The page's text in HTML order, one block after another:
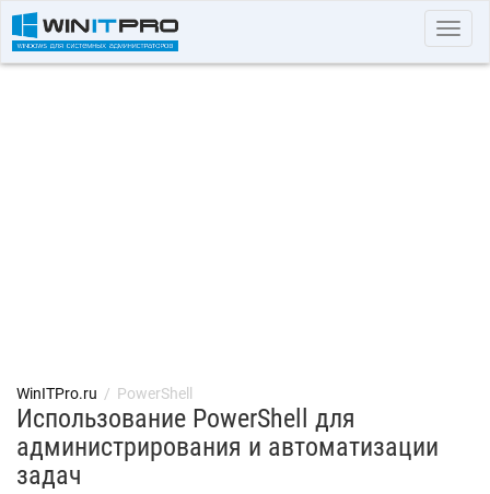
WinITPro.ru / PowerShell
Использование PowerShell для
администрирования и автоматизации
задач